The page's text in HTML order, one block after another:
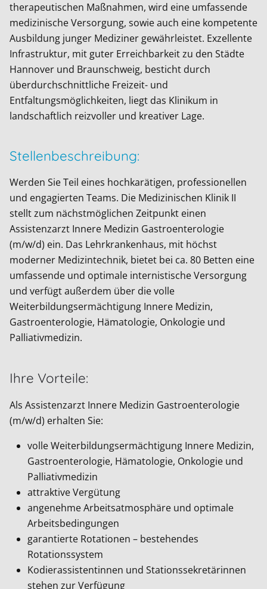
therapeutischen Maßnahmen, wird eine umfassende
medizinische Versorgung, sowie auch eine kompetente
Ausbildung junger Mediziner gewährleistet. Exzellente
Infrastruktur, mit guter Erreichbarkeit zu den Städte
Hannover und Braunschweig, besticht durch
überdurchschnittliche Freizeit- und
Entfaltungsmöglichkeiten, liegt das Klinikum in
landschaftlich reizvoller und kreativer Lage.
Stellenbeschreibung:
Werden Sie Teil eines hochkarätigen, professionellen
und engagierten Teams. Die Medizinischen Klinik II
stellt zum nächstmöglichen Zeitpunkt einen
Assistenzarzt Innere Medizin Gastroenterologie
(m/w/d) ein. Das Lehrkrankenhaus, mit höchst
moderner Medizintechnik, bietet bei ca. 80 Betten eine
umfassende und optimale internistische Versorgung
und verfügt außerdem über die volle
Weiterbildungsermächtigung Innere Medizin,
Gastroenterologie, Hämatologie, Onkologie und
Palliativmedizin.
Ihre Vorteile:
Als Assistenzarzt Innere Medizin Gastroenterologie
(m/w/d) erhalten Sie:
volle Weiterbildungsermächtigung Innere Medizin,
Gastroenterologie, Hämatologie, Onkologie und
Palliativmedizin
attraktive Vergütung
angenehme Arbeitsatmosphäre und optimale
Arbeitsbedingungen
garantierte Rotationen – bestehendes
Rotationssystem
Kodierassistentinnen und Stationssekretärinnen
stehen zur Verfügung